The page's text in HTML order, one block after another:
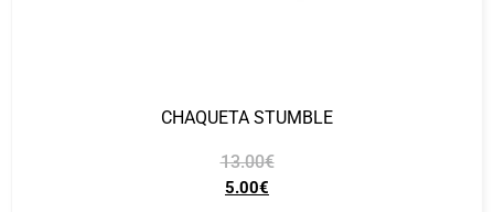
CHAQUETA STUMBLE
13.00€
5.00€